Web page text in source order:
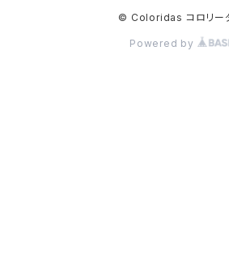
© Coloridas コロリー
Powered by